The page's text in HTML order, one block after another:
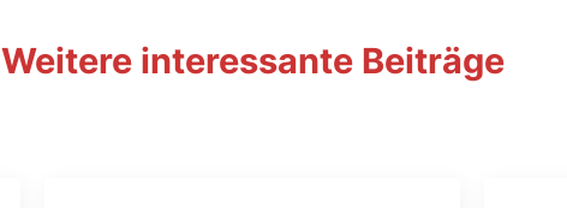
Weitere interessante Beiträge